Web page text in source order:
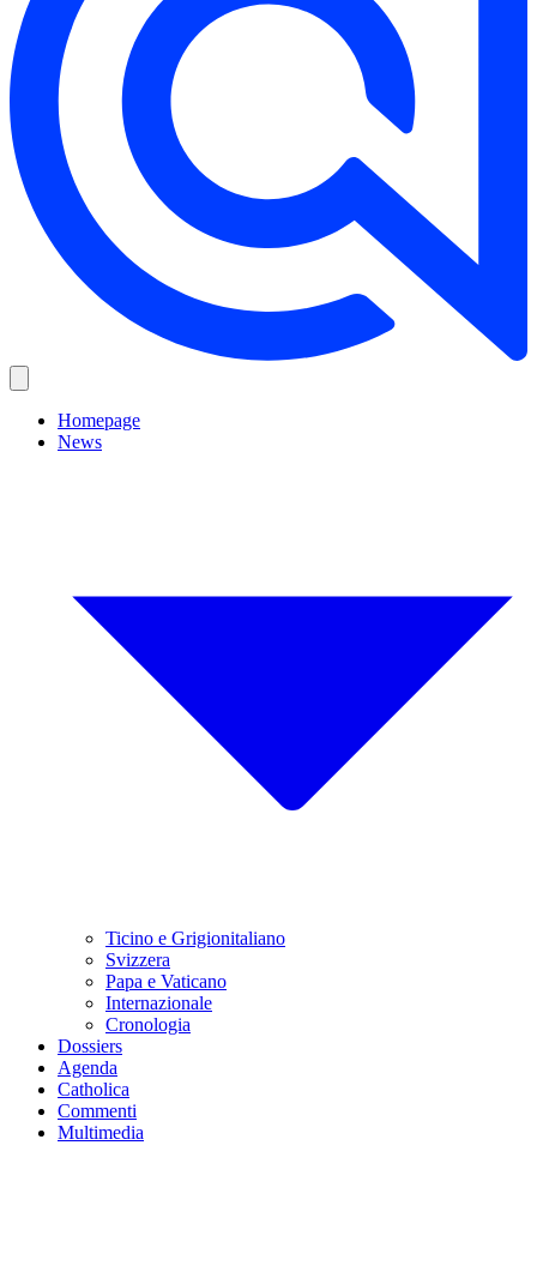
Homepage
News
Ticino e Grigionitaliano
Svizzera
Papa e Vaticano
Internazionale
Cronologia
Dossiers
Agenda
Catholica
Commenti
Multimedia